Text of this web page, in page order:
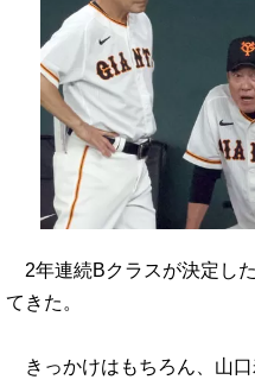
2年連続Bクラスが決定し
てきた。
きっかけはもちろん、山